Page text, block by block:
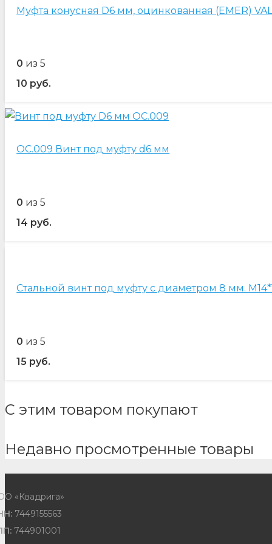
Муфта конусная D6 мм, оцинкованная (EMER)
0 из 5
10 руб.
OC.009 Винт под муфту d6 мм
0 из 5
14 руб.
Стальной винт под муфту с диаметром 8 мм.
0 из 5
15 руб.
С этим товаром покупают
Недавно просмотренные товары
«Квадрига»
7449155563
744901001